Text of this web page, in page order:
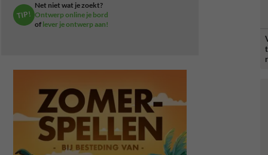
TIP!
Net niet wat je zoekt?
Ontwerp online je bord
of lever je ontwerp aan!